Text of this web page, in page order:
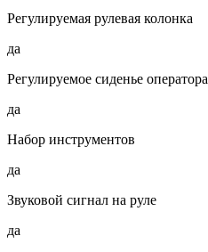
Регулируемая рулевая колонка
да
Регулируемое сиденье оператора
да
Набор инструментов
да
Звуковой сигнал на руле
да